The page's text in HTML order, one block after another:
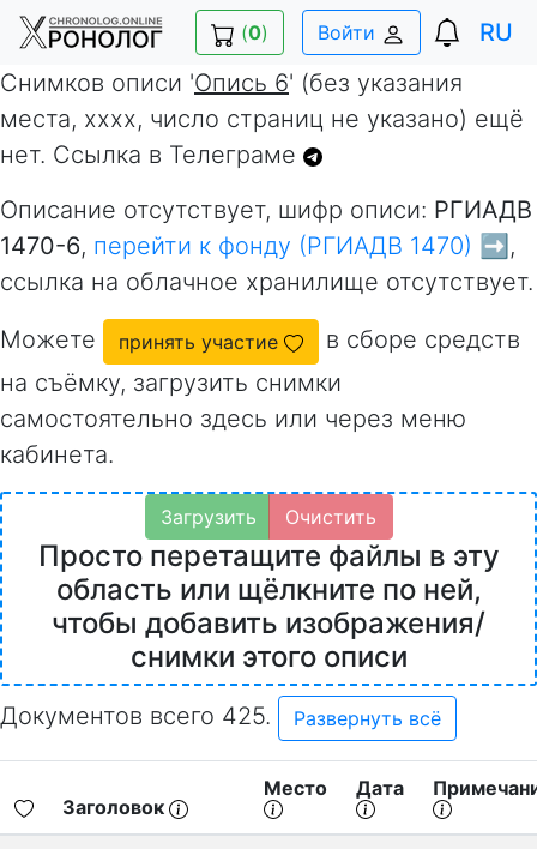
(0) Войти
RU
Снимков описи 'Опись 6' (без указания
места, xxxx, число страниц не указано) ещё
нет. Ссылка в Телеграме
Описание отсутствует, шифр описи: РГИАДВ
1470-6, перейти к фонду (РГИАДВ 1470) ➡️ ,
ссылка на облачное хранилище отсутствует.
Можете принять участие
в сборе средств
на съёмку, загрузить снимки
самостоятельно здесь или через меню
кабинета.
Загрузить Очистить
Просто перетащите файлы в эту
область или щёлкните по ней,
чтобы добавить изображения/
снимки этого описи
Документов всего 425. Развернуть всё
Заголовок
Место Дата